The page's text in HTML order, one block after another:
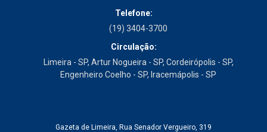
Telefone:
(19) 3404-3700
Circulação:
Limeira - SP, Artur Nogueira - SP, Cordeirópolis - SP,
Engenheiro Coelho - SP, Iracemápolis - SP
Gazeta de Limeira, Rua Senador Vergueiro, 319